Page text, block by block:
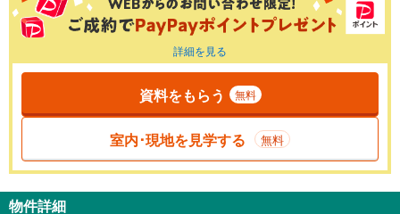
詳細を見る
資料をもらう 無料
室内･現地を見学する 無料
物件詳細